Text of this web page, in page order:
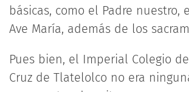
básicas, como el Padre nuestro,
Ave María, además de los
Pues bien, el Imperial Colegio
Cruz de Tlatelolco no era